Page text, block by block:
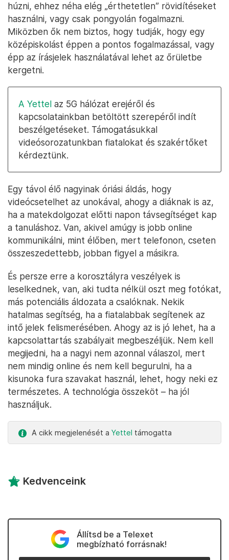
húzni, ehhez néha elég „érthetetlen” rövidítéseket
használni, vagy csak pongyolán fogalmazni.
Miközben ők nem biztos, hogy tudják, hogy egy
középiskolást éppen a pontos fogalmazással, vagy
épp az írásjelek használatával lehet az őrületbe
kergetni.
A Yettel az 5G hálózat erejéről és
kapcsolatainkban betöltött szerepéről indít
beszélgetéseket. Támogatásukkal
videósorozatunkban fiatalokat és szakértőket
kérdeztünk.
Egy távol élő nagyinak óriási áldás, hogy
videócsetelhet az unokával, ahogy a diáknak is az,
ha a matekdolgozat előtti napon távsegítséget kap
a tanuláshoz. Van, akivel amúgy is jobb online
kommunikálni, mint élőben, mert telefonon, cseten
összeszedettebb, jobban figyel a másikra.
És persze erre a korosztályra veszélyek is
leselkednek, van, aki tudta nélkül oszt meg fotókat,
más potenciális áldozata a csalóknak. Nekik
hatalmas segítség, ha a fiatalabbak segítenek az
intő jelek felismerésében. Ahogy az is jó lehet, ha a
kapcsolattartás szabályait megbeszéljük. Nem kell
megijedni, ha a nagyi nem azonnal válaszol, mert
nem mindig online és nem kell begurulni, ha a
kisunoka fura szavakat használ, lehet, hogy neki ez
természetes. A technológia összeköt – ha jól
használjuk.
A cikk megjelenését a Yettel támogatta
Kedvenceink
Állítsd be a Telexet
megbízható forrásnak!